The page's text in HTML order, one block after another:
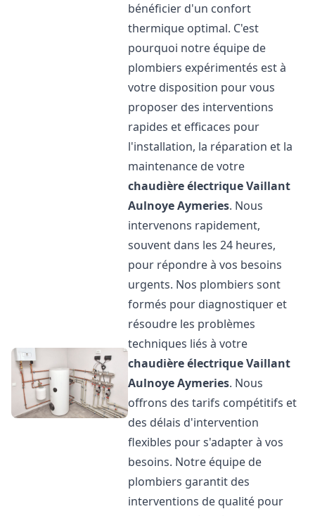
bénéficier d'un confort
thermique optimal. C'est
pourquoi notre équipe de
plombiers expérimentés est à
votre disposition pour vous
proposer des interventions
rapides et efficaces pour
l'installation, la réparation et la
maintenance de votre
chaudière électrique Vaillant
Aulnoye Aymeries. Nous
intervenons rapidement,
souvent dans les 24 heures,
pour répondre à vos besoins
urgents. Nos plombiers sont
formés pour diagnostiquer et
résoudre les problèmes
techniques liés à votre
chaudière électrique Vaillant
Aulnoye Aymeries. Nous
offrons des tarifs compétitifs et
des délais d'intervention
flexibles pour s'adapter à vos
besoins. Notre équipe de
plombiers garantit des
interventions de qualité pour